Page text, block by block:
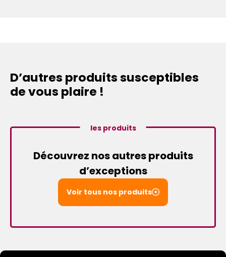
D’autres produits susceptibles
de vous plaire !
les produits
Découvrez nos autres produits
d’exceptions
Voir tous nos produits